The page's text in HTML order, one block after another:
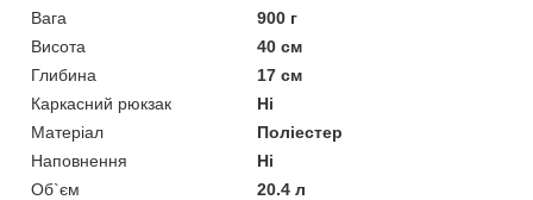
Вага
900 г
Висота
40 см
Глибина
17 см
Каркасний рюкзак
Ні
Матеріал
Поліестер
Наповнення
Ні
Об`єм
20.4 л